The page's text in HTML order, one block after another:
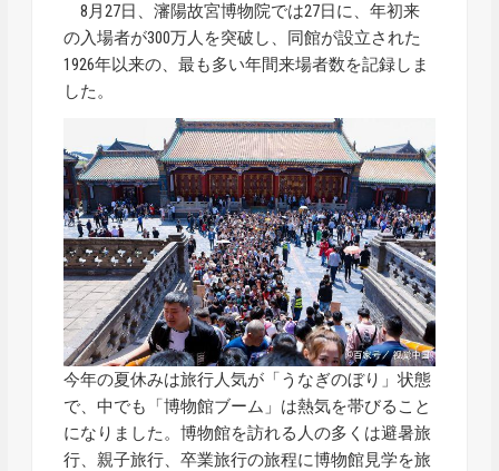
8月27日、瀋陽故宮博物院では27日に、年初来
の入場者が300万人を突破し、同館が設立された
1926年以来の、最も多い年間来場者数を記録しま
した。
今年の夏休みは旅行人気が「うなぎのぼり」状態
で、中でも「博物館ブーム」は熱気を帯びること
になりました。博物館を訪れる人の多くは避暑旅
行、親子旅行、卒業旅行の旅程に博物館見学を旅